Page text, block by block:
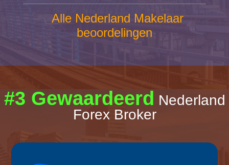
Alle Nederland Makelaar
beoordelingen
#3 Gewaardeerd Nederland
Forex Broker